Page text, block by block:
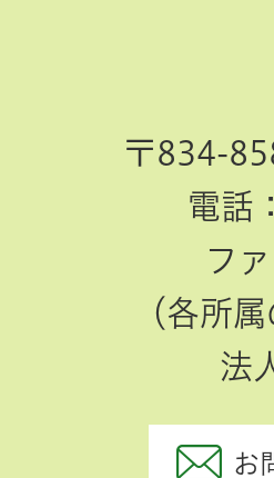
〒834-
電話：
フ
（各所
法
お